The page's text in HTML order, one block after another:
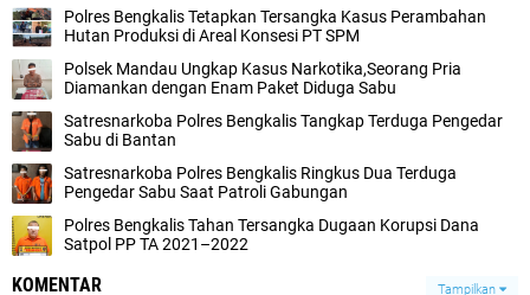
Polres Bengkalis Tetapkan Tersangka Kasus Perambahan
Hutan Produksi di Areal Konsesi PT SPM
Polsek Mandau Ungkap Kasus Narkotika,Seorang Pria
Diamankan dengan Enam Paket Diduga Sabu
Satresnarkoba Polres Bengkalis Tangkap Terduga Pengedar
Sabu di Bantan
Satresnarkoba Polres Bengkalis Ringkus Dua Terduga
Pengedar Sabu Saat Patroli Gabungan
Polres Bengkalis Tahan Tersangka Dugaan Korupsi Dana
Satpol PP TA 2021–2022
KOMENTAR Tampilkan